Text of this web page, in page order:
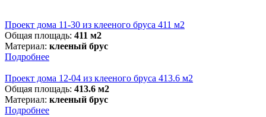
Проект дома 11-30 из клееного бруса 411 м2
Общая площадь: 411 м2
Материал: клееный брус
Подробнее
Проект дома 12-04 из клееного бруса 413.6 м2
Общая площадь: 413.6 м2
Материал: клееный брус
Подробнее